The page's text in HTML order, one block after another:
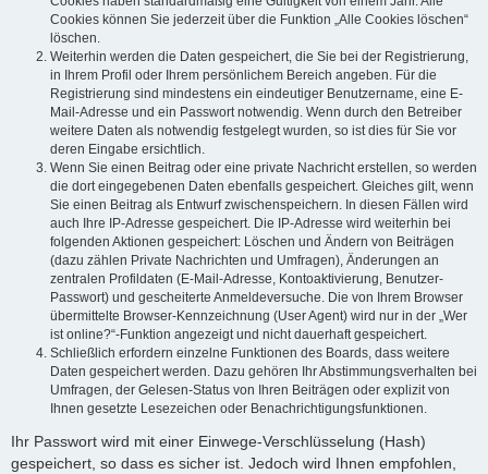
Cookies können Sie jederzeit über die Funktion „Alle Cookies löschen“
löschen.
Weiterhin werden die Daten gespeichert, die Sie bei der Registrierung,
in Ihrem Profil oder Ihrem persönlichem Bereich angeben. Für die
Registrierung sind mindestens ein eindeutiger Benutzername, eine E-
Mail-Adresse und ein Passwort notwendig. Wenn durch den Betreiber
weitere Daten als notwendig festgelegt wurden, so ist dies für Sie vor
deren Eingabe ersichtlich.
Wenn Sie einen Beitrag oder eine private Nachricht erstellen, so werden
die dort eingegebenen Daten ebenfalls gespeichert. Gleiches gilt, wenn
Sie einen Beitrag als Entwurf zwischenspeichern. In diesen Fällen wird
auch Ihre IP-Adresse gespeichert. Die IP-Adresse wird weiterhin bei
folgenden Aktionen gespeichert: Löschen und Ändern von Beiträgen
(dazu zählen Private Nachrichten und Umfragen), Änderungen an
zentralen Profildaten (E-Mail-Adresse, Kontoaktivierung, Benutzer-
Passwort) und gescheiterte Anmeldeversuche. Die von Ihrem Browser
übermittelte Browser-Kennzeichnung (User Agent) wird nur in der „Wer
ist online?“-Funktion angezeigt und nicht dauerhaft gespeichert.
Schließlich erfordern einzelne Funktionen des Boards, dass weitere
Daten gespeichert werden. Dazu gehören Ihr Abstimmungsverhalten bei
Umfragen, der Gelesen-Status von Ihren Beiträgen oder explizit von
Ihnen gesetzte Lesezeichen oder Benachrichtigungsfunktionen.
Ihr Passwort wird mit einer Einwege-Verschlüsselung (Hash)
gespeichert, so dass es sicher ist. Jedoch wird Ihnen empfohlen,